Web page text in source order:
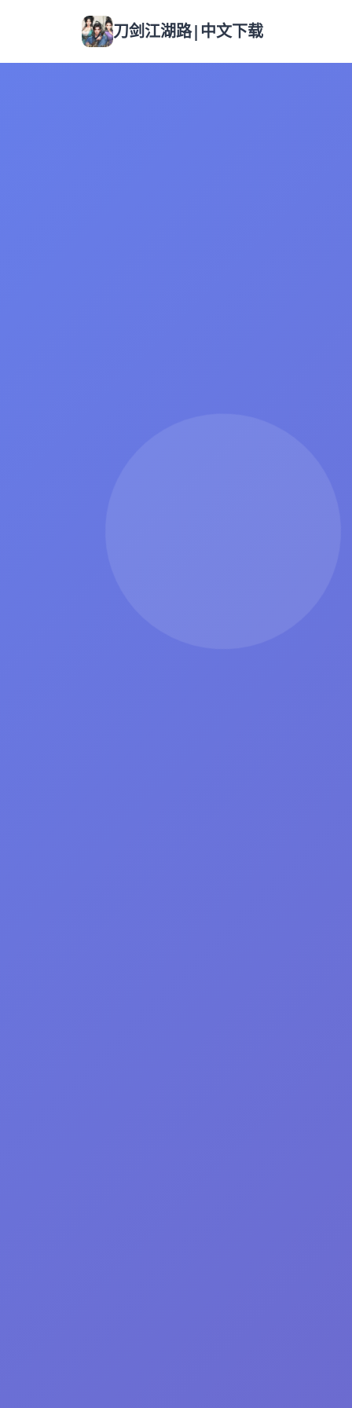
刀剑江湖路|中文下载